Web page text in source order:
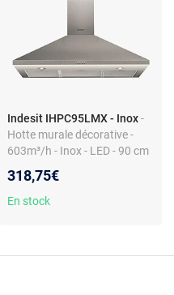
Indesit IHPC95LMX - Inox -
Hotte murale décorative -
603m³/h - Inox - LED - 90 cm
318,75€
En stock